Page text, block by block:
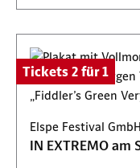
Tickets 2 für 1
Elspe Festival GmbH
IN EXTREMO am